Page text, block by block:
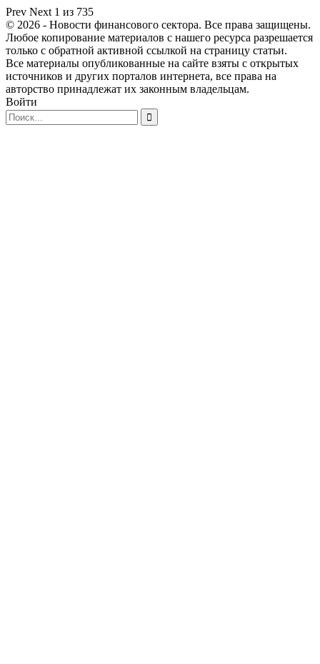
Prev Next 1 из 735
© 2026 - Новости финансового сектора. Все права защищены.
Любое копирование материалов с нашего ресурса разрешается
только с обратной активной ссылкой на страницу статьи.
Все материалы опубликованные на сайте взяты с открытых
источников и других порталов интернета, все права на
авторство принадлежат их законным владельцам.
Войти